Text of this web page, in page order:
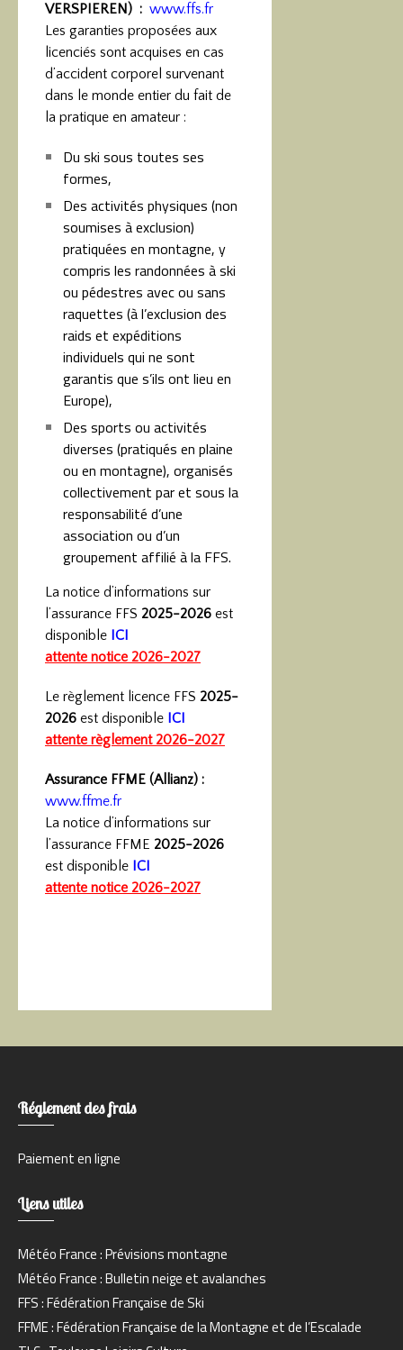
VERSPIEREN) : www.ffs.fr
Les garanties proposées aux
licenciés sont acquises en cas
d’accident corporel survenant
dans le monde entier du fait de
la pratique en amateur :
Du ski sous toutes ses
formes,
Des activités physiques (non
soumises à exclusion)
pratiquées en montagne, y
compris les randonnées à ski
ou pédestres avec ou sans
raquettes (à l’exclusion des
raids et expéditions
individuels qui ne sont
garantis que s’ils ont lieu en
Europe),
Des sports ou activités
diverses (pratiqués en plaine
ou en montagne), organisés
collectivement par et sous la
responsabilité d’une
association ou d’un
groupement affilié à la FFS.
La notice d’informations sur
l’assurance FFS 2025-2026 est
disponible ICI
attente notice 2026-2027
Le règlement licence FFS 2025-
2026 est disponible ICI
attente règlement 2026-2027
Assurance FFME (Allianz) :
www.ffme.fr
La notice d’informations sur
l’assurance FFME 2025-2026
est disponible ICI
attente notice 2026-2027
Réglement des frais
Paiement en ligne
Liens utiles
Météo France : Prévisions montagne
Météo France : Bulletin neige et avalanches
FFS : Fédération Française de Ski
FFME : Fédération Française de la Montagne et de l’Escalade